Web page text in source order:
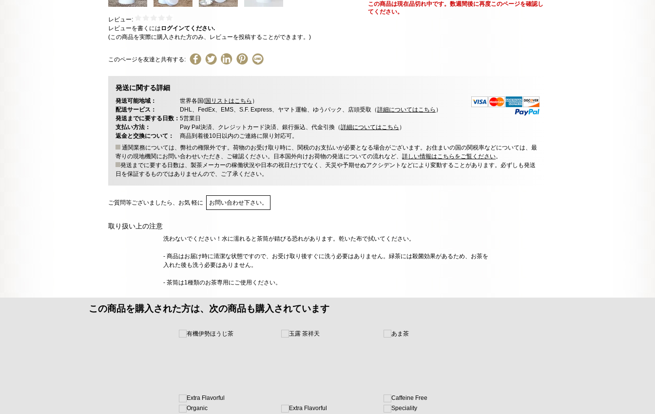
レビュー:
レビューを書くには ログインてください.
(この商品を実際に購入された方のみ、レビューを投稿することができます。)
このページを友達と共有する:
この商品は現在品切れ中です。数週間後に再度このページを確認し
てください。
発送に関する詳細
発送可能地域： 世界各国(国リストはこちら ）
配送サービス：
DHL、FedEx、EMS、S.F. Express、ヤマト運輸、ゆうパック、店頭受取（詳細についてはこちら ）
発送までに要する日数： 5営業日
支払い方法：
Pay Pal決済、クレジットカード決済、銀行振込、代金引換（詳細についてはこちら ）
返金と交換について：
商品到着後10日以内のご連絡に限り対応可。
通関業務については、弊社の権限外です。荷物のお受け取り時に、関税のお支払いが必要となる場合がございます。お住まいの国の関税率などについては、最
寄りの現地機関にお問い合わせいただき、ご確認ください。日本国外向けお荷物の発送についての流れなど、 詳しい情報はこちらをご覧ください。
発送までに要する日数は、製茶メーカーの稼働状況や日本の祝日だけでなく、天災や予期せぬアクシデントなどにより変動することがあります。必ずしも発送
日を保証するものではありませんので、ご了承ください。
ご質問等ございましたら、お気 軽に お問い合わせ下さい。
取り扱い上の注意
洗わないでください！水に濡れると茶筒が錆びる恐れがあります。乾いた布で拭いてください。
- 商品はお届け時に清潔な状態ですので、お受け取り後すぐに洗う必要はありません。緑茶には殺菌効果があるため、お茶を
入れた後も洗う必要はありません。
- 茶筒は1種類のお茶専用にご使用ください。
この商品を購入された方は、次の商品も購入されています